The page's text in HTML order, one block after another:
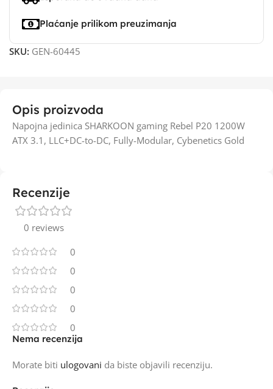
Plaćanje prilikom preuzimanja
SKU: GEN-60445
Opis proizvoda
Napojna jedinica SHARKOON gaming Rebel P20 1200W
ATX 3.1, LLC+DC-to-DC, Fully-Modular, Cybenetics Gold
Recenzije
0 reviews
0
0
0
0
0
Nema recenzija
Morate biti ulogovani da biste objavili recenziju.